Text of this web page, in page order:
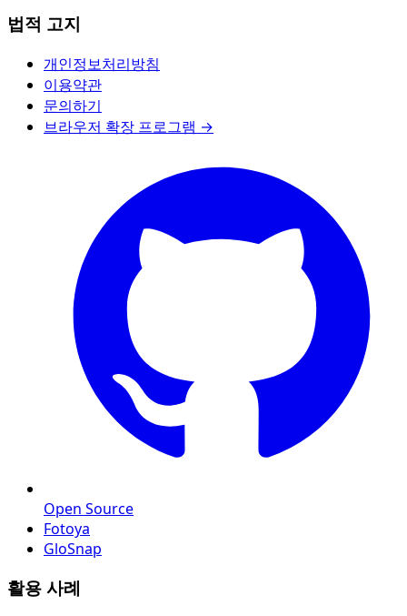
법적 고지
개인정보처리방침
이용약관
문의하기
브라우저 확장 프로그램 →
Open Source
Fotoya
GloSnap
활용 사례